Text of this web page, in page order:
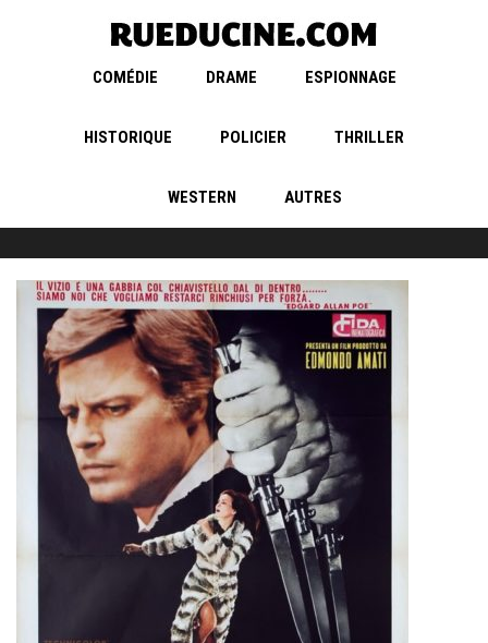
COMÉDIE DRAME ESPIONNAGE
HISTORIQUE POLICIER THRILLER
WESTERN AUTRES